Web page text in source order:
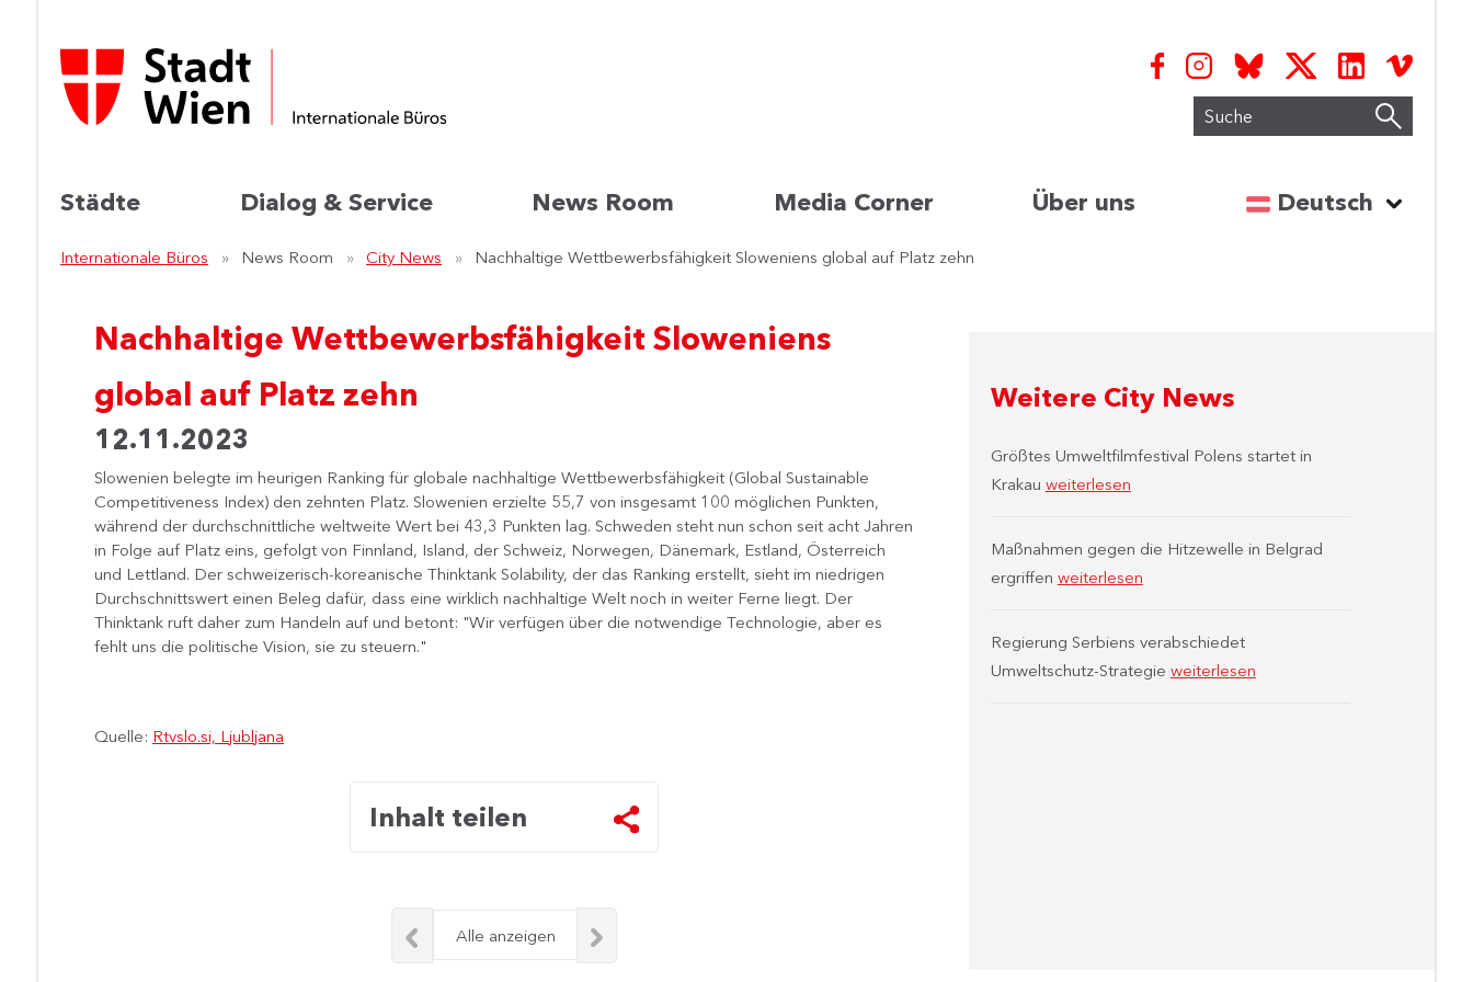
Suche
Städte Dialog & Service News Room Media Corner Über uns Sprache
Deutsch
Internationale Büros News Room City News Nachhaltige Wettbewerbsfähigkeit Sloweniens global auf Platz zehn
Nachhaltige Wettbewerbsfähigkeit Sloweniens
global auf Platz zehn
12.11.2023
Slowenien belegte im heurigen Ranking für globale nachhaltige Wettbewerbsfähigkeit (Global Sustainable
Competitiveness Index) den zehnten Platz. Slowenien erzielte 55,7 von insgesamt 100 möglichen Punkten,
während der durchschnittliche weltweite Wert bei 43,3 Punkten lag. Schweden steht nun schon seit acht Jahren
in Folg​e auf Platz eins, gefolgt von Finnland, Island, der Schweiz, Norwegen, Dänemark, Estland, Österreich
und Lettland. Der schweizerisch-koreanische Thinktank Solability, der das Ranking erstellt, sieht im niedrigen
Durchschnittswert einen Beleg dafür, dass eine wirklich nachhaltige Welt noch in weiter Ferne liegt. Der
Thinktank ruft daher zum Handeln auf und betont: "Wir verfügen über die notwendige Technologie, aber es
fehlt uns die politische Vision, sie zu steuern."
Quelle: Rtvslo.si, Ljubljana
Inhalt teilen
Alle anzeigen
Weitere City News
Größtes Umweltfilmfestival Polens startet in
Krakau weiterlesen
Maßnahmen gegen die Hitzewelle in Belgrad
ergriffen weiterlesen
Regierung Serbiens verabschiedet
Umweltschutz-Strategie weiterlesen